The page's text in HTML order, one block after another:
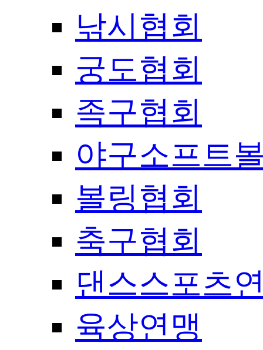
낚시협회
궁도협회
족구협회
야구소프트
볼링협회
축구협회
댄스스포츠
육상연맹